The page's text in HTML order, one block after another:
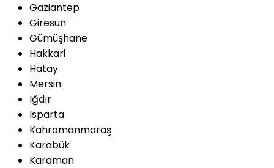
Gaziantep
Giresun
Gümüşhane
Hakkari
Hatay
Mersin
Iğdır
Isparta
Kahramanmaraş
Karabük
Karaman